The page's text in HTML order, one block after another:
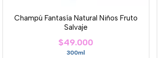
Champú Fantasía Natural Niños Fruto
Salvaje
$49.000
300ml